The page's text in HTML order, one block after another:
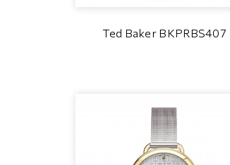
Ted Baker BKPRBS407